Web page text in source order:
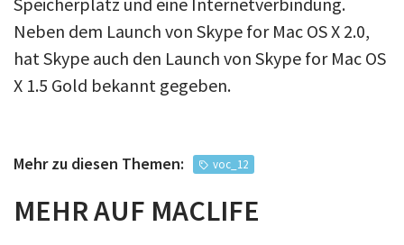
Neben dem Launch von Skype for Mac OS X 2.0,
hat Skype auch den Launch von Skype for Mac OS
X 1.5 Gold bekannt gegeben.
Mehr zu diesen Themen: voc_12
MEHR AUF MACLIFE